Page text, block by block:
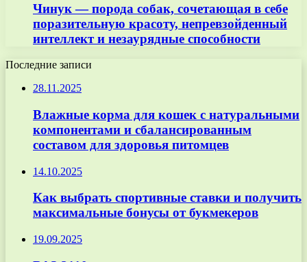
Чинук — порода собак, сочетающая в себе
поразительную красоту, непревзойденный
интеллект и незаурядные способности
Последние записи
28.11.2025
Влажные корма для кошек с натуральными
компонентами и сбалансированным
составом для здоровья питомцев
14.10.2025
Как выбрать спортивные ставки и получить
максимальные бонусы от букмекеров
19.09.2025